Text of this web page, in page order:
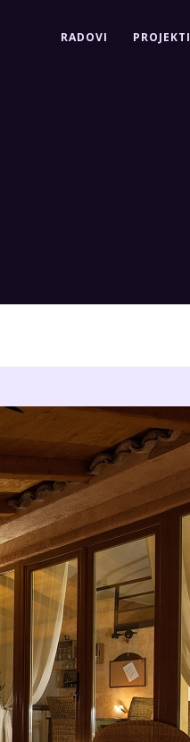
RADOVI PROJEKTI